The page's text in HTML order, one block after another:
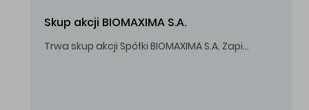
Skup akcji BIOMAXIMA S.A.
Trwa skup akcji Spółki BIOMAXIMA S.A. Zapisy do 4 sierpnia 2026 r. do godz. 16.00.